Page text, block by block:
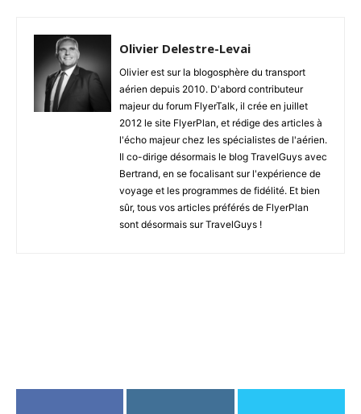
Olivier Delestre-Levai
Olivier est sur la blogosphère du transport
aérien depuis 2010. D'abord contributeur
majeur du forum FlyerTalk, il crée en juillet
2012 le site FlyerPlan, et rédige des articles à
l'écho majeur chez les spécialistes de l'aérien.
Il co-dirige désormais le blog TravelGuys avec
Bertrand, en se focalisant sur l'expérience de
voyage et les programmes de fidélité. Et bien
sûr, tous vos articles préférés de FlyerPlan
sont désormais sur TravelGuys !